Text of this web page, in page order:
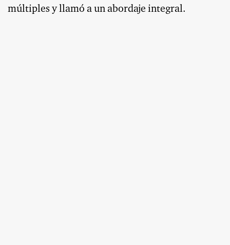
múltiples y llamó a un abordaje integral.